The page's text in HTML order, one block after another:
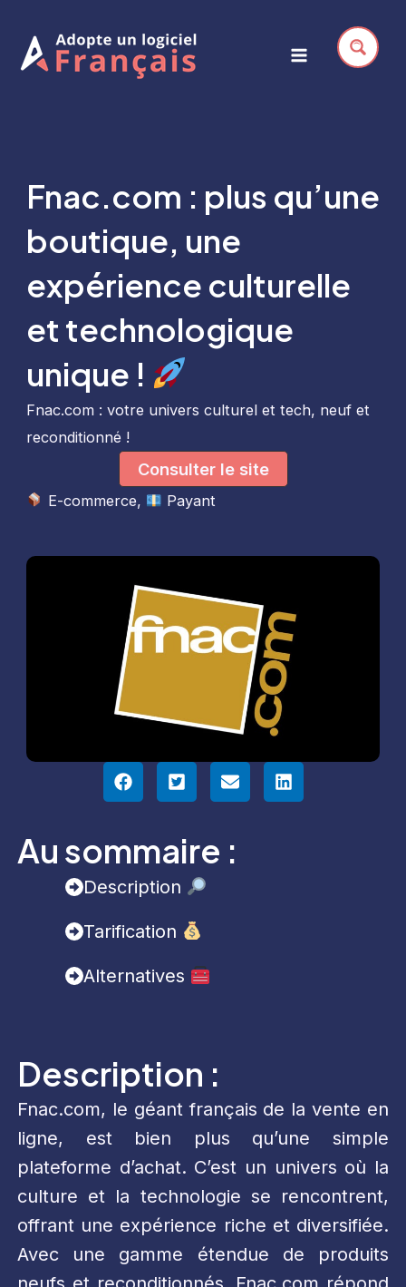
contenu
Fnac.com : plus qu’une
boutique, une
expérience culturelle
et technologique
unique !
Fnac.com : votre univers culturel et tech, neuf et
reconditionné !
Consulter le site
E-commerce, Payant
Au sommaire :
Description
Tarification
Alternatives
Description :
Fnac.com, le géant français de la vente en
ligne, est bien plus qu’une simple
plateforme d’achat. C’est un univers où la
culture et la technologie se rencontrent,
offrant une expérience riche et diversifiée.
Avec une gamme étendue de produits